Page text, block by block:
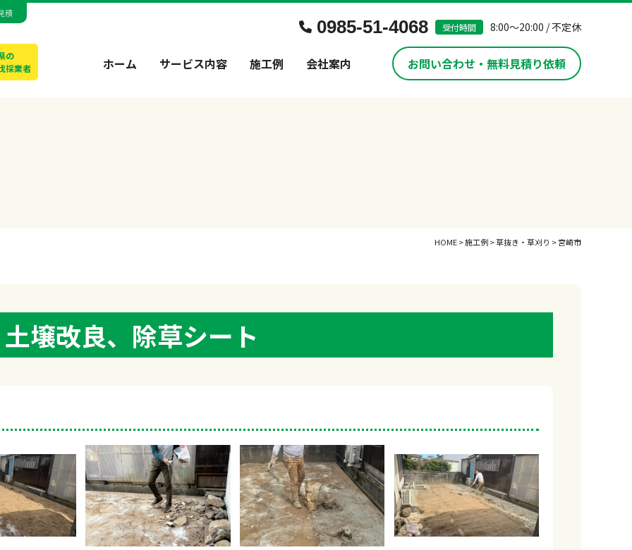
積
の
採業者
0985-51-4068 受付時間 8:00～20:00 / 不定休
お問い合わせ・無料見積り依頼
ホーム サービス内容 施工例 会社案内
HOME>施工例>草抜き・草刈り >宮崎市
壌改良、除草シート